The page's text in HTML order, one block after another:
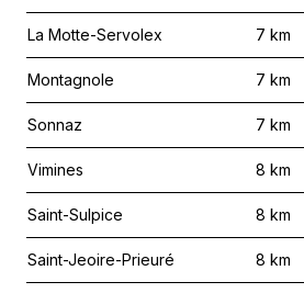
La Motte-Servolex 7 km
Montagnole 7 km
Sonnaz 7 km
Vimines 8 km
Saint-Sulpice 8 km
Saint-Jeoire-Prieuré 8 km